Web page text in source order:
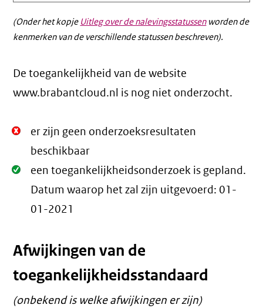
(Onder het kopje Uitleg over de nalevingsstatussenworden de
kenmerken van de verschillende statussen beschreven).
De toegankelijkheid van de website
www.brabantcloud.nl is nog niet onderzocht.
Niet
Oké.
er zijn geen onderzoeksresultaten
beschikbaar
Oké.
een toegankelijkheidsonderzoek is gepland.
Datum waarop het zal zijn uitgevoerd: 01-
01-2021
Afwijkingen van de
toegankelijkheidsstandaard
(onbekend is welke afwijkingen er zijn)